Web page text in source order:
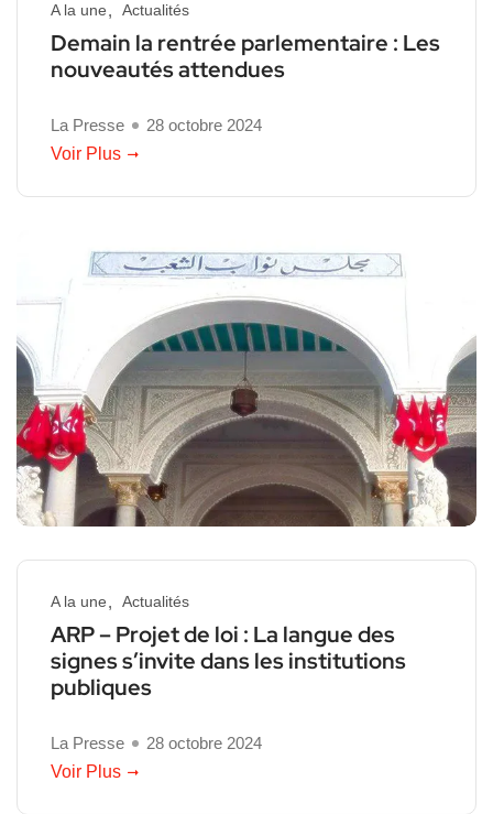
A la une Actualités
Demain la rentrée parlementaire : Les
nouveautés attendues
La Presse
28 octobre 2024
Voir Plus
A la une Actualités
ARP – Projet de loi : La langue des
signes s’invite dans les institutions
publiques
La Presse
28 octobre 2024
Voir Plus